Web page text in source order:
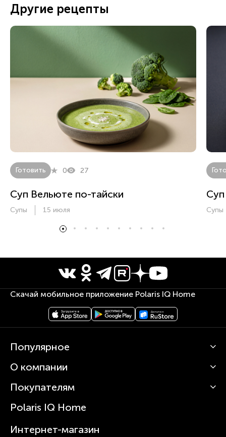
Другие рецепты
Готовить 0 27
Суп Вельюте по-тайски
Супы 15 июля Супы
Скачай мобильное приложение Polaris IQ Home
Популярное
Кофемашины
Вертикальные пылесосы
Зубные щетки и ирригаторы
Увлажнители
О компании
О Polaris
Статьи
Покупателям
Сервисные центры
Где купить
Polaris IQ Home
Интернет-магазин